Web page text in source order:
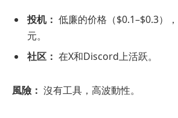
投机： 低廉的价格（$0.1–$0.3）
元。
社区： 在X和Discord上活跃。
風險： 沒有工具，高波動性。